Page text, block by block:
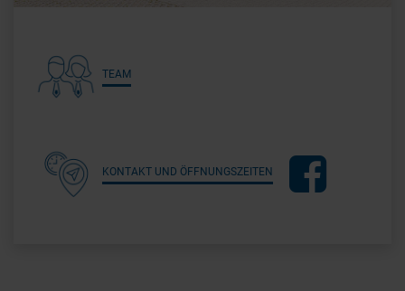
TEAM
KONTAKT UND ÖFFNUNGSZEITEN